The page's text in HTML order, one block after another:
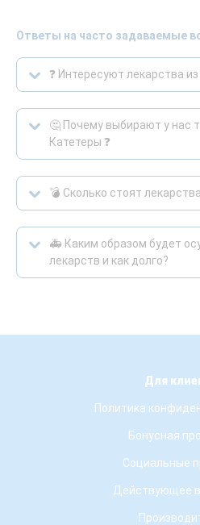
Ответы на часто задаваемые
❓ Интересуют лекарства
🤔 Почему выбирают у нас
Катетеры ❓
💣 Сколько стоят
🚑 Каким образом будет
лекарств и как долго?
Для
Политика
Бонусная
Социальные
Действующее